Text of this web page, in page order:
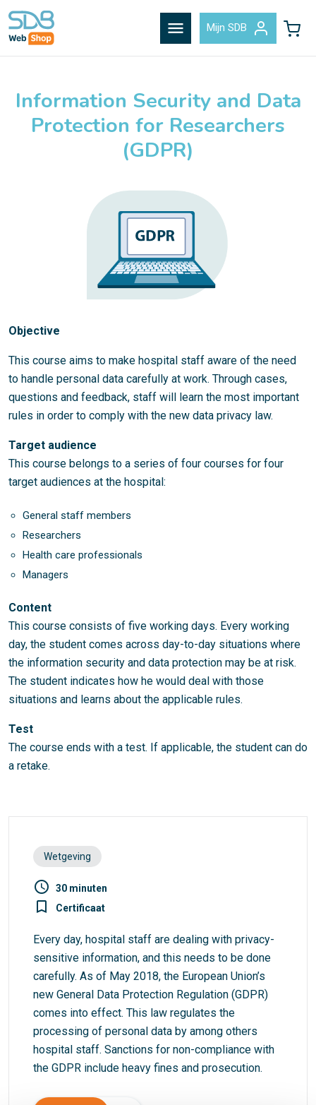
menu Mijn SDB
Information Security and Data
Protection for Researchers
(GDPR)
Objective
This course aims to make hospital staff aware of the need
to handle personal data carefully at work. Through cases,
questions and feedback, staff will learn the most important
rules in order to comply with the new data privacy law.
Target audience
This course belongs to a series of four courses for four
target audiences at the hospital:
General staff members
Researchers
Health care professionals
Managers
Content
This course consists of five working days. Every working
day, the student comes across day-to-day situations where
the information security and data protection may be at risk.
The student indicates how he would deal with those
situations and learns about the applicable rules.
Test
The course ends with a test. If applicable, the student can do
a retake.
Wetgeving
access_time 30 minuten
turned_in_not Certificaat
Every day, hospital staff are dealing with privacy-
sensitive information, and this needs to be done
carefully. As of May 2018, the European Union’s
new General Data Protection Regulation (GDPR)
comes into effect. This law regulates the
processing of personal data by among others
hospital staff. Sanctions for non-compliance with
the GDPR include heavy fines and prosecution.